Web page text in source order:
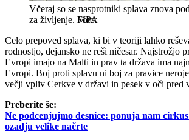
Včeraj so se nasprotniki splava znova
za življenje. MPA
Celo prepoved splava, ki bi v teoriji lahko
rodnostjo, dejansko ne reši ničesar. Najstrožjo
Evropi imajo na Malti in prav ta država ima
Evropi. Boj proti splavu ni boj za pravice
večji vpliv Cerkve v državi in pesek v oči pred
Preberite še:
Ne podcenjujmo desnice: ponuja nam
ozadju velike načrte